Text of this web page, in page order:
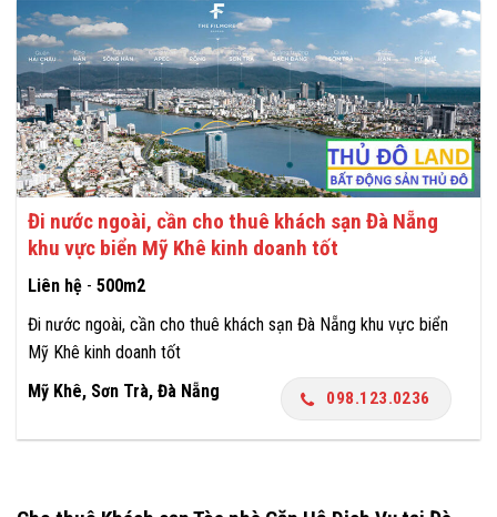
Đi nước ngoài, cần cho thuê khách sạn Đà Nẵng
khu vực biển Mỹ Khê kinh doanh tốt
Liên hệ - 500m2
Đi nước ngoài, cần cho thuê khách sạn Đà Nẵng khu vực biển
Mỹ Khê kinh doanh tốt
Mỹ Khê, Sơn Trà, Đà Nẵng
098.123.0236